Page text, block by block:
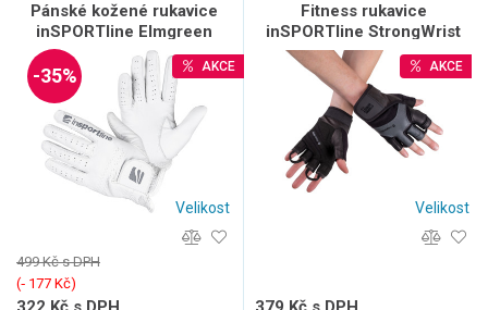
Pánské kožené rukavice
inSPORTline Elmgreen
AKCE
-35%
Velikost
499 Kč s DPH
(‐ 177 Kč)
Fitness rukavice
inSPORTline StrongWrist
Plus
AKCE
Velikost